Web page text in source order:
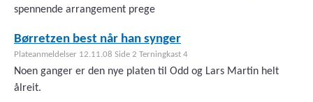
spennende arrangement prege
Børretzen best når han synger
Plateanmeldelser 12.11.08 Side 2 Terningkast 4
Noen ganger er den nye platen til Odd og Lars Martin helt
ålreit.